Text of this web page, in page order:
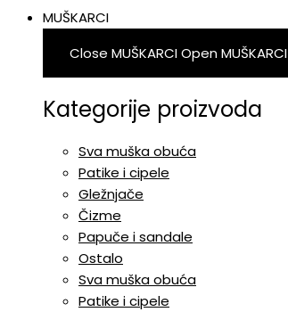
MUŠKARCI
Close MUŠKARCIOpen MUŠKARCI
Kategorije proizvoda
Sva muška obuća
Patike i cipele
Gležnjače
Čizme
Papuče i sandale
Ostalo
Sva muška obuća
Patike i cipele